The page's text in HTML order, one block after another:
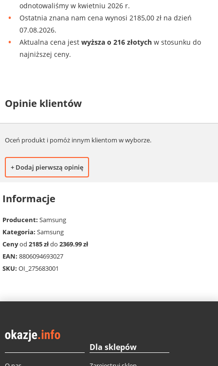
odnotowaliśmy w kwietniu 2026 r.
Ostatnia znana nam cena wynosi 2185,00 zł na dzień
07.08.2026.
Aktualna cena jest wyższa o 216 złotych w stosunku do
najniższej ceny.
Opinie klientów
Oceń produkt i pomóż innym klientom w wyborze.
+ Dodaj pierwszą opinię
Informacje
Producent: Samsung
Kategoria: Samsung
Cenyod 2185 złdo 2369.99 zł
EAN: 8806094693027
SKU: OI_275683001
Dla sklepów